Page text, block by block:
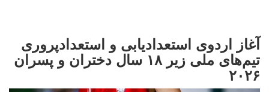
آغاز اردوی استعدادیابی و استعداد‌پروری
تیم‌های ملی زیر ۱۸ سال دختران و پسران
۲۰۲۶